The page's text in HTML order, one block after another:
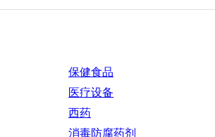
保健食品
医疗设备
西药
消毒防腐药剂